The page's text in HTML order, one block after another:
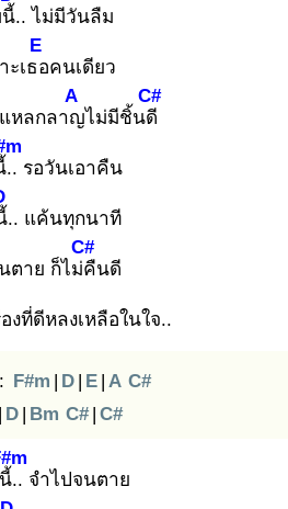
นี้.. ไม่มีวันลืม
ะเธอ
E
คนเดียว
หลกลาญ
A
ไม่มีชิ้นดี
C#
.. รอวันเอาคืน
.. แค้นทุกนาที
นตาย ก็ไม่คื
C#
นดี
องที่ดีหลงเหลือในใจ..
F#m | D | E | A C#
| D | Bm C# | C#
.. จำไปจนตาย